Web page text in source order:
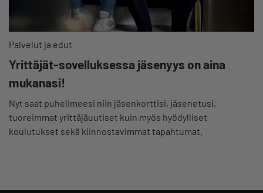
Palvelut ja edut
Yrittäjät-sovelluksessa jäsenyys on aina
mukanasi!
Nyt saat puhelimeesi niin jäsenkorttisi, jäsenetusi,
tuoreimmat yrittäjäuutiset kuin myös hyödylliset
koulutukset sekä kiinnostavimmat tapahtumat.